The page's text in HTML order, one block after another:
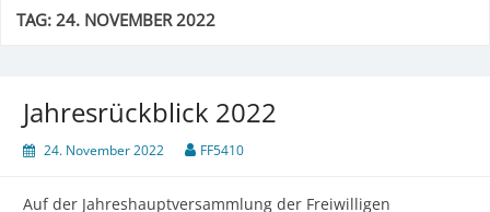
TAG:24. NOVEMBER 2022
Jahresrückblick 2022
24. November 2022 FF5410
Auf der Jahreshauptversammlung der Freiwilligen